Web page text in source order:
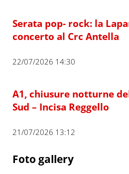
Serata pop- rock: la
concerto al Crc Antella
22/07/2026 14:30
A1, chiusure notturne
Sud – Incisa Reggello
21/07/2026 13:12
Foto gallery